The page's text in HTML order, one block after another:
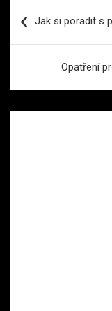
proJak si poradit s
Opatření